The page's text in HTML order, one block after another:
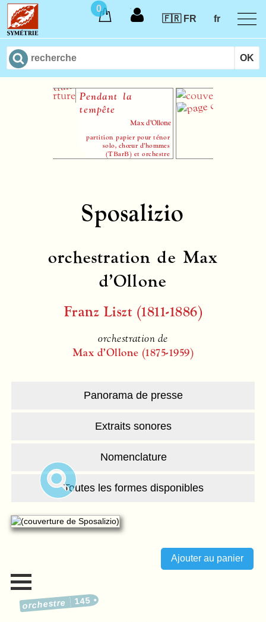
0
🇫🇷 FR
fr
Pendant la
tempête
Max d’Ollone
partition papier pour ténor
solo, chœur d’hommes
(TBarB) et orchestre
Sposalizio
orchestration de Max
d’Ollone
Franz Liszt (1811-1886)
orchestration de
Max d’Ollone (1875-1959)
Panorama de presse
Extraits sonores
Nomenclature
Toutes les formes disponibles
orchestre 145